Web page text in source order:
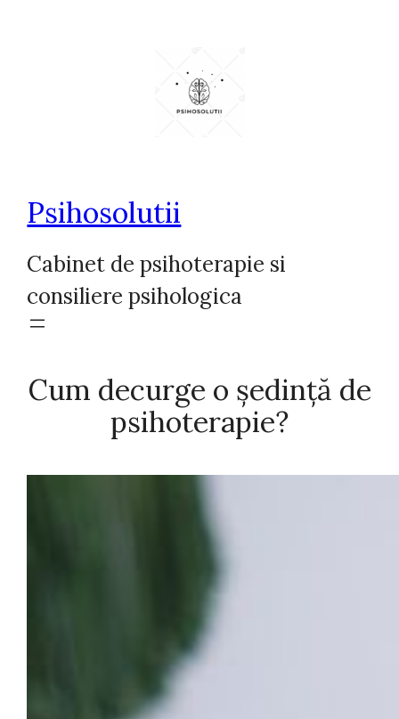
Psihosolutii
Cabinet de psihoterapie si
consiliere psihologica
Cum decurge o ședință de
psihoterapie?